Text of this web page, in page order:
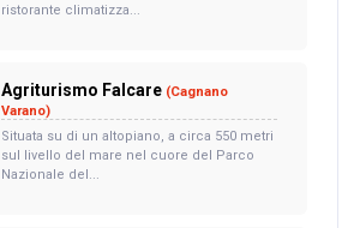
ristorante climatizza...
Agriturismo Falcare (Cagnano
Varano)
Situata su di un altopiano, a circa 550 metri
sul livello del mare nel cuore del Parco
Nazionale del...